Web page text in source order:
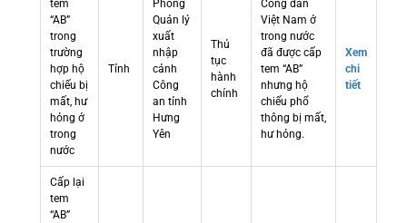
tem
“AB”
trong
trường
hợp hộ
chiếu bị
mất, hư
hỏng ở
trong
nước
Tỉnh
Phòng
Quản lý
xuất
nhập
cảnh
Công
an tỉnh
Hưng
Yên
Thủ
tục
hành
chính
Công dân
Việt Nam ở
trong nước
đã được cấp
tem “AB”
nhưng hộ
chiếu phổ
thông bị mất,
hư hỏng.
Xem
chi
tiết
Cấp lại
tem
“AB”